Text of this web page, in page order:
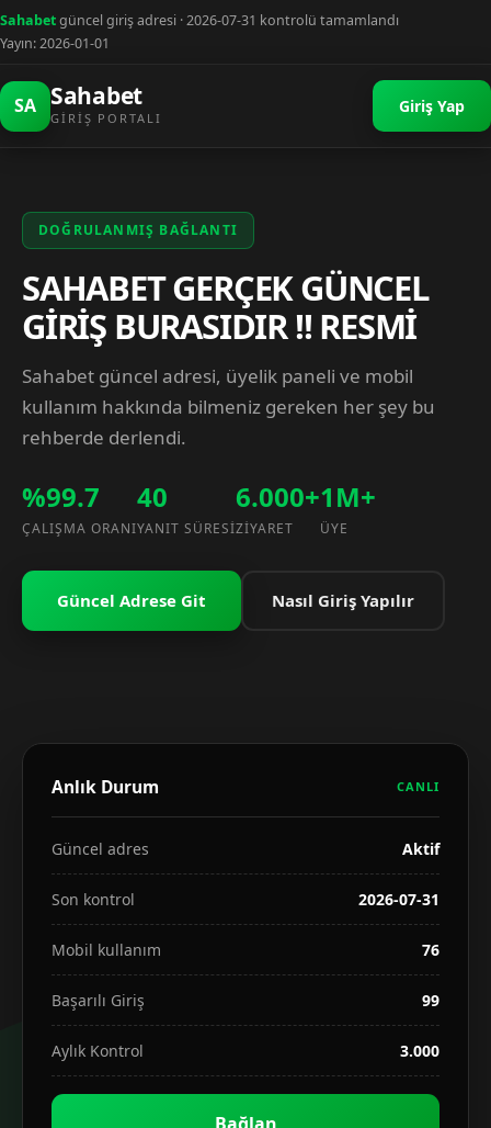
Sahabetgüncel giriş adresi · 2026-07-31 kontrolü tamamlandı
Yayın: 2026-01-01
SA Sahabet
GIRIŞ PORTALI
Giriş Yap
DOĞRULANMIŞ BAĞLANTI
SAHABET GERÇEK GÜNCEL
GİRİŞ BURASIDIR !! RESMİ
Sahabet güncel adresi, üyelik paneli ve mobil
kullanım hakkında bilmeniz gereken her şey bu
rehberde derlendi.
%99.7
ÇALIŞMA ORANI
40
YANIT SÜRESI
6.000+
ZIYARET
1M+
ÜYE
Güncel Adrese Git Nasıl Giriş Yapılır
Anlık Durum CANLI
Güncel adres Aktif
Son kontrol 2026-07-31
Mobil kullanım 76
Başarılı Giriş 99
Aylık Kontrol 3.000